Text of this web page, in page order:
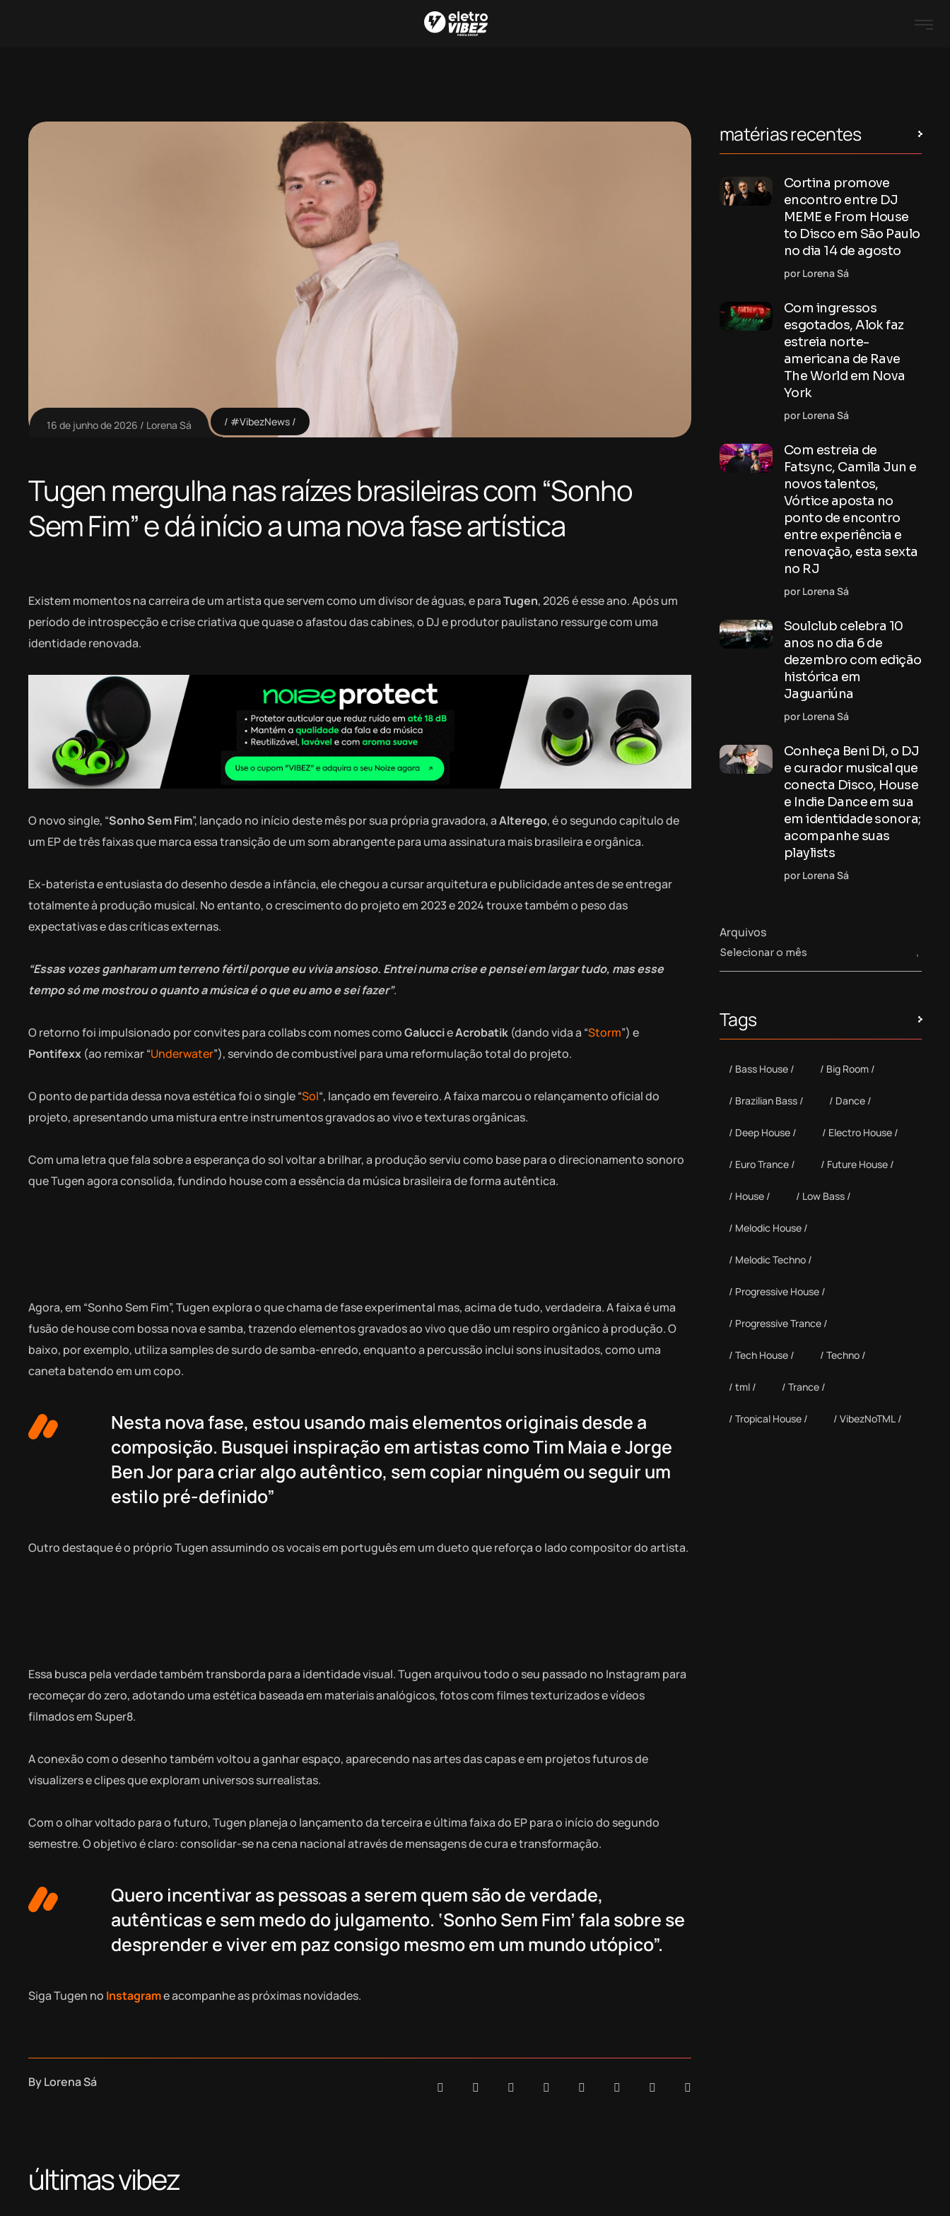
16 de junho de 2026 Lorena Sá #VibezNews
Tugen mergulha nas raízes brasileiras com “Sonho
Sem Fim” e dá início a uma nova fase artística
Existem momentos na carreira de um artista que servem como um divisor de águas, e paraTugen, 2026 é esse ano. Após um
período de introspecção e crise criativa que quase o afastou das cabines, o DJ e produtor paulistano ressurge com uma
identidade renovada.
O novo single, “Sonho Sem Fim”, lançado no início deste mês por sua própria gravadora, aAlterego, é o segundo capítulo de
um EP de três faixas que marca essa transição de um som abrangente para uma assinatura mais brasileira e orgânica.
Ex-baterista e entusiasta do desenho desde a infância, ele chegou a cursar arquitetura e publicidade antes de se entregar
totalmente à produção musical. No entanto, o crescimento do projeto em 2023 e 2024 trouxe também o peso das
expectativas e das críticas externas.
“Essas vozes ganharam um terreno fértil porque eu vivia ansioso. Entrei numa crise e pensei em largar tudo, mas esse
tempo só me mostrou o quanto a música é o que eu amo e sei fazer”.
O retorno foi impulsionado por convites para collabs com nomes comoGaluccieAcrobatik (dando vida a “Storm”) e
Pontifexx (ao remixar “Underwater”), servindo de combustível para uma reformulação total do projeto.
O ponto de partida dessa nova estética foi o single “Sol“, lançado em fevereiro. A faixa marcou o relançamento oficial do
projeto, apresentando uma mistura entre instrumentos gravados ao vivo e texturas orgânicas.
Com uma letra que fala sobre a esperança do sol voltar a brilhar, a produção serviu como base para o direcionamento sonoro
que Tugen agora consolida, fundindo house com a essência da música brasileira de forma autêntica.
Agora, em “Sonho Sem Fim”, Tugen explora o que chama de fase experimental mas, acima de tudo, verdadeira. A faixa é uma
fusão de house com bossa nova e samba, trazendo elementos gravados ao vivo que dão um respiro orgânico à produção. O
baixo, por exemplo, utiliza samples de surdo de samba-enredo, enquanto a percussão inclui sons inusitados, como uma
caneta batendo em um copo.
Nesta nova fase, estou usando mais elementos originais desde a
composição. Busquei inspiração em artistas como Tim Maia e Jorge
Ben Jor para criar algo autêntico, sem copiar ninguém ou seguir um
estilo pré-definido”
Outro destaque é o próprio Tugen assumindo os vocais em português em um dueto que reforça o lado compositor do artista.
Essa busca pela verdade também transborda para a identidade visual. Tugen arquivou todo o seu passado no Instagram para
recomeçar do zero, adotando uma estética baseada em materiais analógicos, fotos com filmes texturizados e vídeos
filmados em Super8.
A conexão com o desenho também voltou a ganhar espaço, aparecendo nas artes das capas e em projetos futuros de
visualizers e clipes que exploram universos surrealistas.
Com o olhar voltado para o futuro, Tugen planeja o lançamento da terceira e última faixa do EP para o início do segundo
semestre. O objetivo é claro: consolidar-se na cena nacional através de mensagens de cura e transformação.
Quero incentivar as pessoas a serem quem são de verdade,
autênticas e sem medo do julgamento. ‘Sonho Sem Fim’ fala sobre se
desprender e viver em paz consigo mesmo em um mundo utópico”.
Siga Tugen no Instagrame acompanhe as próximas novidades.
ByLorena Sá
últimas vibez
matérias recentes
Cortina promove
encontro entre DJ
MEME e From House
to Disco em São Paulo
no dia 14 de agosto
por Lorena Sá
Com ingressos
esgotados, Alok faz
estreia norte-
americana de Rave
The World em Nova
York
por Lorena Sá
Com estreia de
Fatsync, Camila Jun e
novos talentos,
Vórtice aposta no
ponto de encontro
entre experiência e
renovação, esta sexta
no RJ
por Lorena Sá
Soulclub celebra 10
anos no dia 6 de
dezembro com edição
histórica em
Jaguariúna
por Lorena Sá
Conheça Beni Di, o DJ
e curador musical que
conecta Disco, House
e Indie Dance em sua
em identidade sonora;
acompanhe suas
playlists
por Lorena Sá
Arquivos
Tags
Bass House Big Room
Brazilian Bass Dance
Deep House Electro House
Euro Trance Future House
House Low Bass
Melodic House
Melodic Techno
Progressive House
Progressive Trance
Tech House Techno
tml Trance
Tropical House VibezNoTML